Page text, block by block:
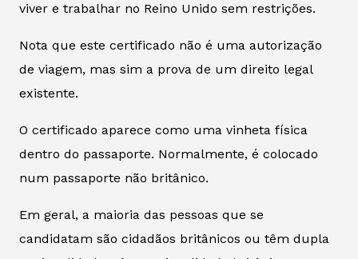
viver e trabalhar no Reino Unido sem restrições.
Nota que este certificado não é uma autorização
de viagem, mas sim a prova de um direito legal
existente.
O certificado aparece como uma vinheta física
dentro do passaporte. Normalmente, é colocado
num passaporte não britânico.
Em geral, a maioria das pessoas que se
candidatam são cidadãos britânicos ou têm dupla